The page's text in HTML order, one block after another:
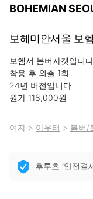
BOHEMIAN
보헤미안서울 보
보헴서 봄버자켓입니다
착용 후 외출 1회
24년 버전입니다
원가 118,000원
여자 > 아우터 > 봄버/
후루츠 '안전결